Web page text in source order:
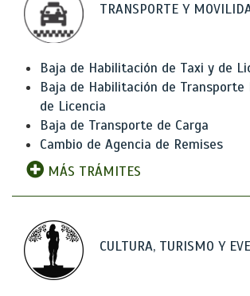
TRANSPORTE Y
Baja de Habilitación de Taxi y de
Baja de Habilitación de Transporte
de Licencia
Baja de Transporte de Carga
Cambio de Agencia de Remises
MÁS TRÁMITES
CULTURA, TURISMO Y